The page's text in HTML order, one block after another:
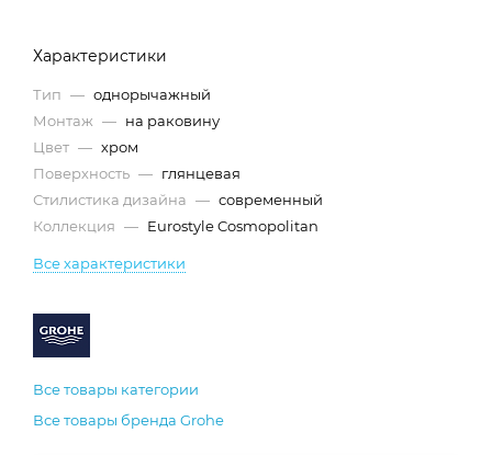
Характеристики
Тип — однорычажный
Монтаж — на раковину
Цвет — хром
Поверхность — глянцевая
Стилистика дизайна — современный
Коллекция — Eurostyle Cosmopolitan
Все характеристики
Все товары категории
Все товары бренда Grohe